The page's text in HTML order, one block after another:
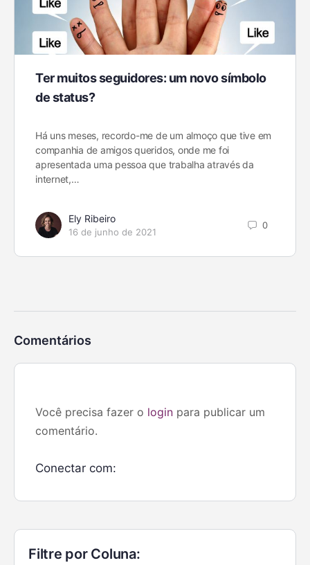
Ter muitos seguidores: um novo símbolo
de status?
Há uns meses, recordo-me de um almoço que tive em
companhia de amigos queridos, onde me foi
apresentada uma pessoa que trabalha através da
internet,…
Ely Ribeiro
16 de junho de 2021
0
Comentários
Você precisa fazer o login para publicar um
comentário.
Conectar com:
Filtre por Coluna: